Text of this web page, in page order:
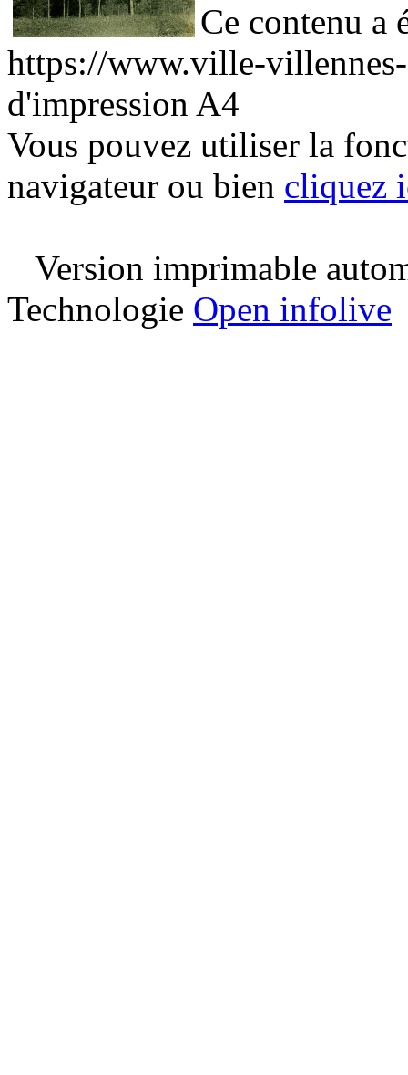
Ce contenu a
https://www.ville-
d'impression A4
Vous pouvez utiliser la
navigateur ou bien cliquez
Version imprimable
Technologie Open infolive